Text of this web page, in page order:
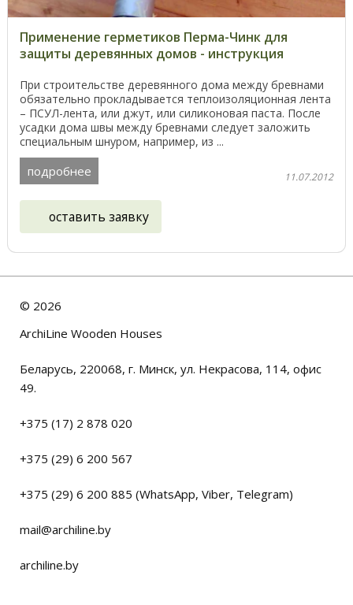
Применение герметиков Перма-Чинк для
защиты деревянных домов - инструкция
При строительстве деревянного дома между бревнами
обязательно прокладывается теплоизоляционная лента
– ПСУЛ-лента, или джут, или силиконовая паста. После
усадки дома швы между бревнами следует заложить
специальным шнуром, например, из ...
подробнее 11.07.2012
оставить заявку
© 2026
ArchiLine Wooden Houses
Беларусь, 220068, г. Минск, ул. Некрасова, 114, офис
49.
+375 (17) 2 878 020
+375 (29) 6 200 567
+375 (29) 6 200 885 (WhatsApp, Viber, Telegram)
mail@archiline.by
archiline.by